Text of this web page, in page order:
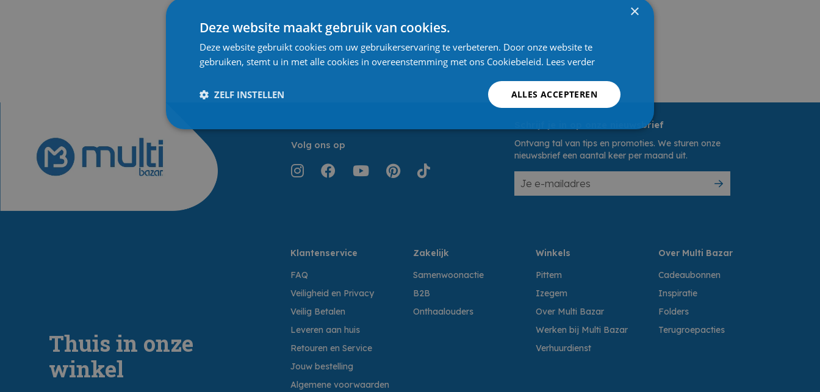
Volg ons op
Schrijf je in op onze nieuwsbrief
Ontvang tal van tips en promoties. We sturen onze
nieuwsbrief een aantal keer per maand uit.
Thuis in onze
winkel
Klantenservice
FAQ
Veiligheid en Privacy
Veilig Betalen
Leveren aan huis
Retouren en Service
Jouw bestelling
Algemene voorwaarden
Zakelijk
Samenwoonactie
B2B
Onthaalouders
Winkels
Pittem
Izegem
Over Multi Bazar
Werken bij Multi Bazar
Verhuurdienst
Over Multi Bazar
Cadeaubonnen
Inspiratie
Folders
Terugroepacties
×
Deze website maakt gebruik van cookies.
Deze website gebruikt cookies om uw gebruikerservaring te verbeteren. Door onze website te
gebruiken, stemt u in met alle cookies in overeenstemming met ons Cookiebeleid. Lees verder
ALLES ACCEPTEREN
ZELF INSTELLEN